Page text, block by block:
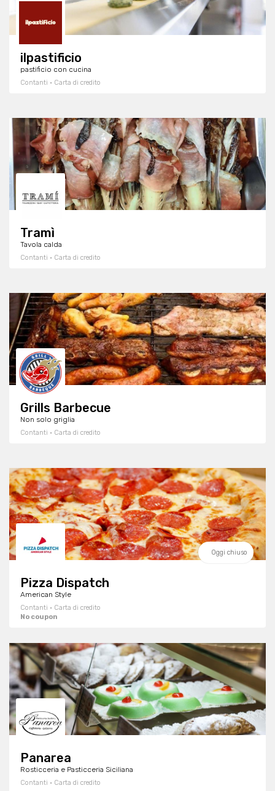
ilpastificio
pastificio con cucina
Contanti · Carta di credito
Tramì
Tavola calda
Contanti · Carta di credito
Grills Barbecue
Non solo griglia
Contanti · Carta di credito
Oggi chiuso
Pizza Dispatch
American Style
Contanti · Carta di credito
No coupon
Panarea
Rosticceria e Pasticceria Siciliana
Contanti · Carta di credito